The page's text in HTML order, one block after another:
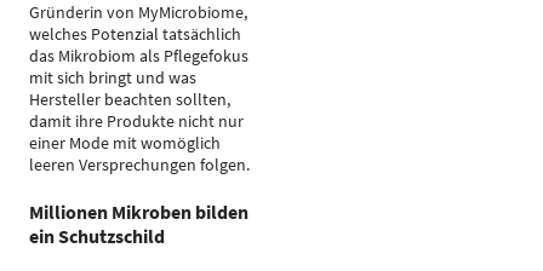
Gründerin von MyMicrobiome,
welches Potenzial tatsächlich
das Mikrobiom als Pflegefokus
mit sich bringt und was
Hersteller beachten sollten,
damit ihre Produkte nicht nur
einer Mode mit womöglich
leeren Versprechungen folgen.
Millionen Mikroben bilden
ein Schutzschild